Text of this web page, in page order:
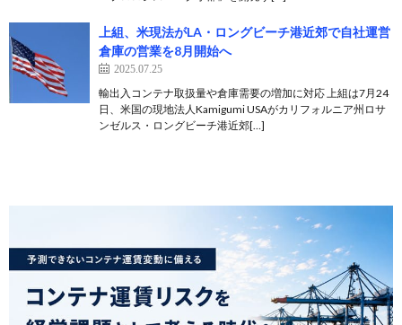
上組、米現法がLA・ロングビーチ港近郊で自社運営
倉庫の営業を8月開始へ
2025.07.25
輸出入コンテナ取扱量や倉庫需要の増加に対応 上組は7月24
日、米国の現地法人Kamigumi USAがカリフォルニア州ロサ
ンゼルス・ロングビーチ港近郊[…]